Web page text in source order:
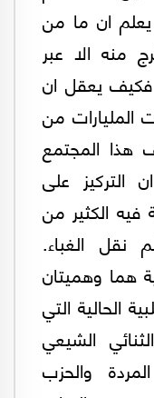
يعلم ان ما من
منه الا عبر
يعقل ان
من
هذا المجتمع
التركيز على
فيه الكثير من
نقل الغباء.
هما وهميتان
الحالية التي
الشيعي
والحزب